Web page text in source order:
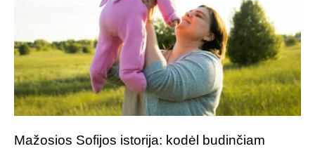
Mažosios Sofijos istorija: kodėl budinčiam